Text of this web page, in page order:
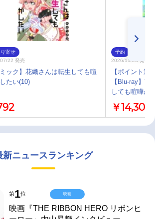
寄せ
22 発売
ミック】花織さんは転生しても喧
たい(10)
予約
2026/11/25 発売
【ポイント還
【Blu-ray】
しても喧嘩が
￥14,300
新ニュースランキング
第1位
映画『THE RIBBON HERO リボンヒ
映画